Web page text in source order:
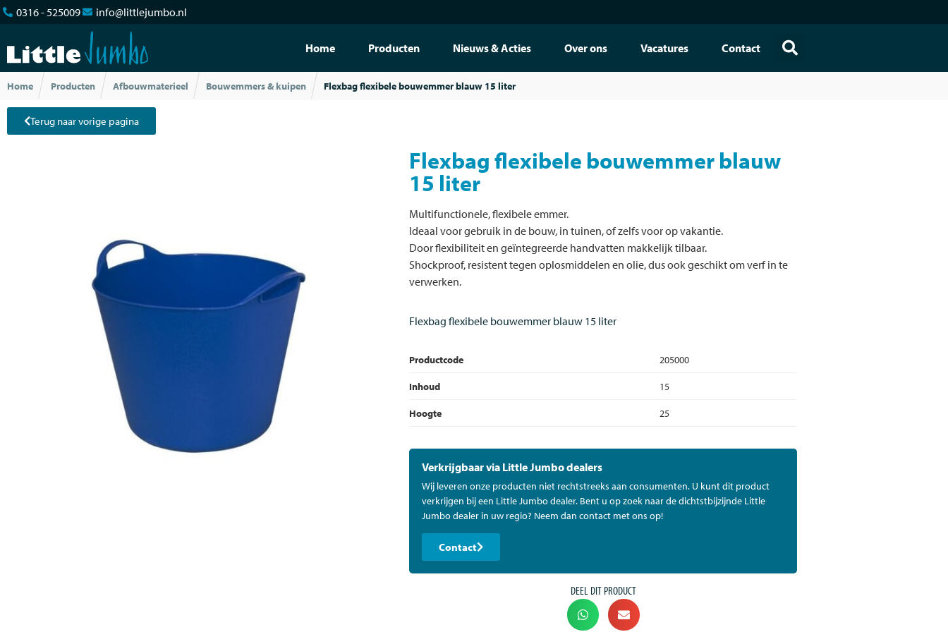
0316 - 525009 info@littlejumbo.nl
Home Producten Nieuws & Acties Over ons Vacatures Contact
Home Producten Afbouwmaterieel Bouwemmers & kuipen Flexbag flexibele bouwemmer blauw 15 liter
Terug naar vorige pagina
Flexbag flexibele bouwemmer blauw
15 liter
Multifunctionele, flexibele emmer.
Ideaal voor gebruik in de bouw, in tuinen, of zelfs voor op vakantie.
Door flexibiliteit en geïntegreerde handvatten makkelijk tilbaar.
Shockproof, resistent tegen oplosmiddelen en olie, dus ook geschikt om verf in te
verwerken.
Flexbag flexibele bouwemmer blauw 15 liter
Productcode
205000
Inhoud
15
Hoogte
25
Verkrijgbaar via Little Jumbo dealers
Wij leveren onze producten niet rechtstreeks aan consumenten. U kunt dit product
verkrijgen bij een Little Jumbo dealer. Bent u op zoek naar de dichtstbijzijnde Little
Jumbo dealer in uw regio? Neem dan contact met ons op!
Contact
DEEL DIT PRODUCT